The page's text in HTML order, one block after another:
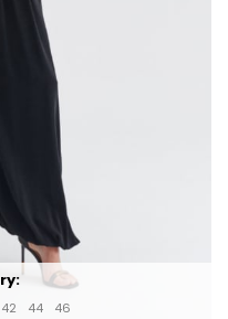
42 44 46